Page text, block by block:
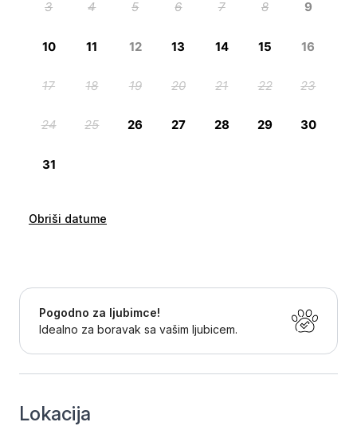
Obriši datume
Pogodno za ljubimce!
Idealno za boravak sa vašim ljubicem.
Lokacija